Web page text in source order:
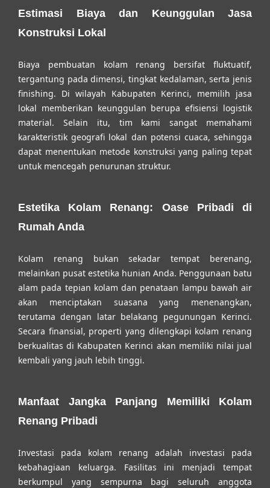
Estimasi Biaya dan Keunggulan Jasa
Konstruksi Lokal
Biaya pembuatan kolam renang bersifat fluktuatif,
tergantung pada dimensi, tingkat kedalaman, serta jenis
finishing. Di wilayah Kabupaten Kerinci, memilih jasa
lokal memberikan keunggulan berupa efisiensi logistik
material. Selain itu, tim kami sangat memahami
karakteristik geografi lokal dan potensi cuaca, sehingga
dapat menentukan metode konstruksi yang paling tepat
untuk mencegah penurunan struktur.
Estetika Kolam Renang: Oase Pribadi di
Rumah Anda
Kolam renang bukan sekadar tempat berenang,
melainkan pusat estetika hunian Anda. Penggunaan batu
alam pada tepian kolam dan penataan lampu bawah air
akan menciptakan suasana yang menenangkan,
terutama dengan latar belakang pegunungan Kerinci.
Secara finansial, properti yang dilengkapi kolam renang
berkualitas di Kabupaten Kerinci akan memiliki nilai jual
kembali yang jauh lebih tinggi.
Manfaat Jangka Panjang Memiliki Kolam
Renang Pribadi
Investasi pada kolam renang adalah investasi pada
kebahagiaan keluarga. Fasilitas ini menjadi tempat
berkumpul yang sempurna bagi seluruh anggota